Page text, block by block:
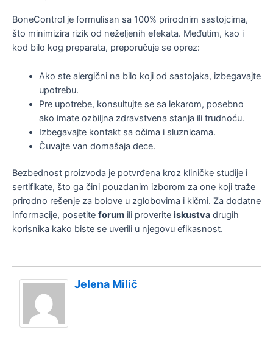
BoneControl je formulisan sa 100% prirodnim sastojcima,
što minimizira rizik od neželjenih efekata. Međutim, kao i
kod bilo kog preparata, preporučuje se oprez:
Ako ste alergični na bilo koji od sastojaka, izbegavajte
upotrebu.
Pre upotrebe, konsultujte se sa lekarom, posebno
ako imate ozbiljna zdravstvena stanja ili trudnoću.
Izbegavajte kontakt sa očima i sluznicama.
Čuvajte van domašaja dece.
Bezbednost proizvoda je potvrđena kroz kliničke studije i
sertifikate, što ga čini pouzdanim izborom za one koji traže
prirodno rešenje za bolove u zglobovima i kičmi. Za dodatne
informacije, posetite forum ili proverite iskustva drugih
korisnika kako biste se uverili u njegovu efikasnost.
Jelena Milič